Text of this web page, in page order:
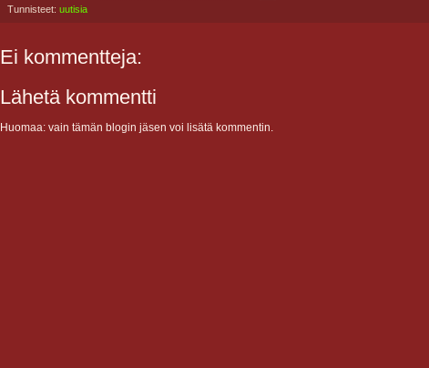
Tunnisteet: uutisia
Ei kommentteja:
Lähetä kommentti
Huomaa: vain tämän blogin jäsen voi lisätä kommentin.